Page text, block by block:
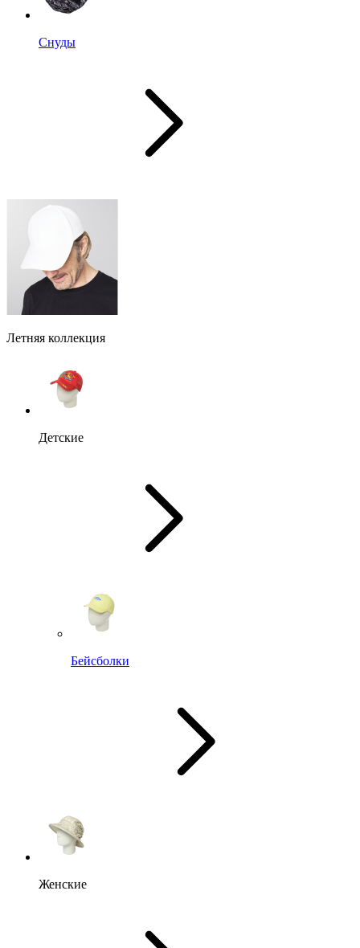
Снуды
Летняя коллекция
Детские
Бейсболки
Женские